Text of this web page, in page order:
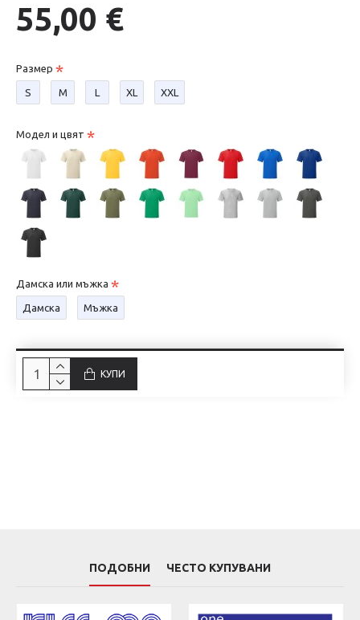
55,00 €
Размер
S М L XL XXL
Модел и цвят
Дамска или мъжка
Дамска Мъжка
КУПИ
ПОДОБНИ ЧЕСТО КУПУВАНИ